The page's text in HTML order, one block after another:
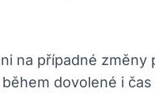
na případné změny
dovolené i